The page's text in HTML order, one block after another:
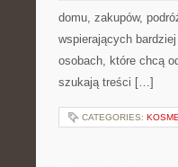
domu, zakupów,
wspierających
osobach, które chcą
szukają treści […]
CATEGORIES: